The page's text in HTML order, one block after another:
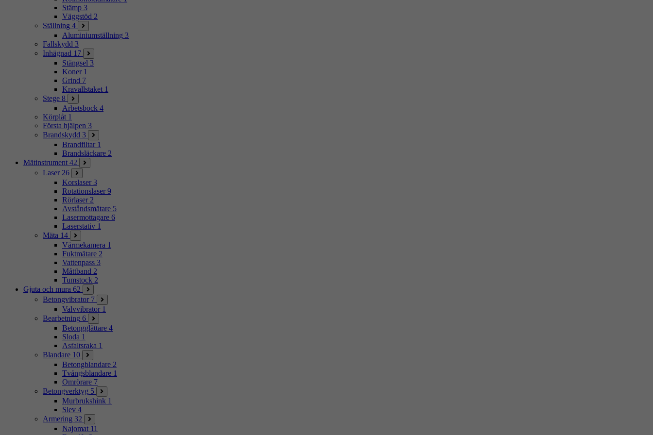
Stämp 3
Väggstöd 2
Ställning 4
Aluminiumställning 3
Fallskydd 3
Inhägnad 17
Stängsel 3
Koner 1
Grind 7
Kravallstaket 1
Stege 8
Arbetsbock 4
Körplåt 1
Första hjälpen 3
Brandskydd 3
Brandfiltar 1
Brandsläckare 2
Mätinstrument 42
Laser 26
Korslaser 3
Rotationslaser 9
Rörlaser 2
Avståndsmätare 5
Lasermottagare 6
Laserstativ 1
Mäta 14
Värmekamera 1
Fuktmätare 2
Vattenpass 3
Måttband 2
Tumstock 2
Gjuta och mura 62
Betongvibrator 7
Valvvibrator 1
Bearbetning 6
Betongglättare 4
Sloda 1
Asfaltsraka 1
Blandare 10
Betongblandare 2
Tvångsblandare 1
Omrörare 7
Betongverktyg 5
Murbrukshink 1
Slev 4
Armering 32
Najomat 11